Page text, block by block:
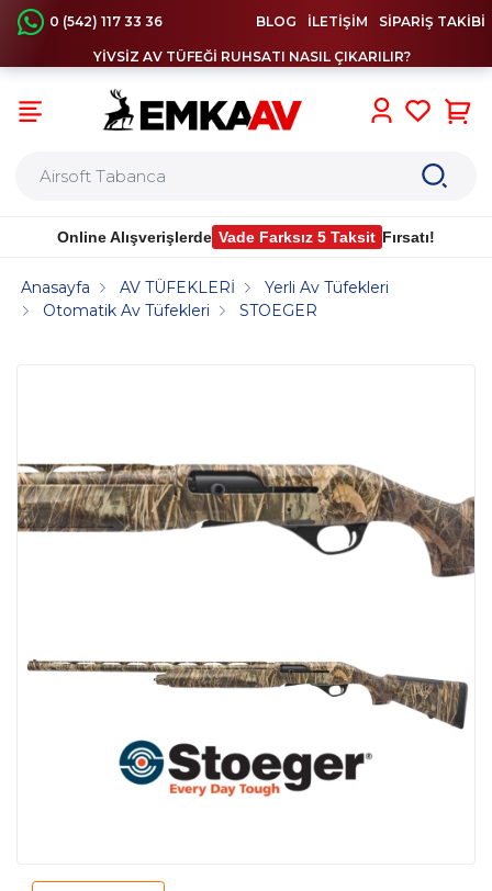
0 (542) 117 33 36 BLOG İLETİŞİM SİPARİŞ TAKİBİ
YİVSİZ AV TÜFEĞİ RUHSATI NASIL ÇIKARILIR?
Online Alışverişlerde Vade Farksız 5 Taksit Fırsatı!
Anasayfa AV TÜFEKLERİ
Yerli Av Tüfekleri
Otomatik Av Tüfekleri
STOEGER